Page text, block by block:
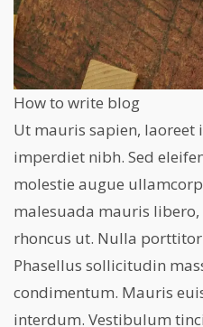
How to write blog
Ut mauris sapien,
imperdiet nibh. Sed
molestie augue
malesuada mauris
rhoncus ut. Nulla
Phasellus sollicitudin
condimentum. Mauris
interdum. Vestibulum